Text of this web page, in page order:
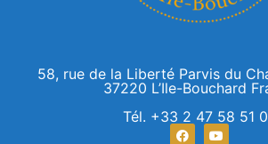
58, rue de la Liberté Parvis du
37220 L’Ile-Bouchard
Tél. +33 2 47 58 51